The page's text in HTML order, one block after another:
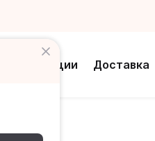
Акции Доставка